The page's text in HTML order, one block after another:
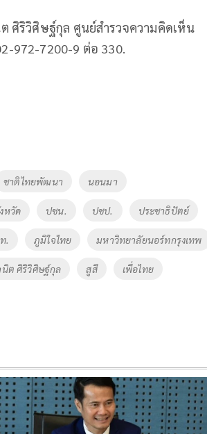
ศิริวิศิษฐ์กุล ศูนย์สำรวจความคิดเห็น
972-7200-9 ต่อ 330.
ชาติไทยพัฒนา นอนมา
หวัด ปชน. ปชป. ประชาธิปัตย์
. ภูมิใจไทย มหาวิทยาลัยนอร์ทกรุงเทพ
นิต ศิริวิศิษฐ์กุล สูสี เพื่อไทย